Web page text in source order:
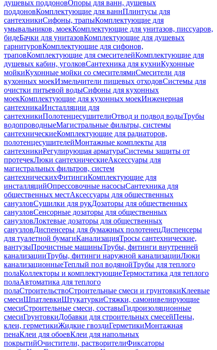
душевых поддоновОпоры для ванн, душевых
поддоновКомплектующие для ваннПлинтусы для
сантехникиСифоны, трапыКомплектующие для
умывальников, моекКомплектующие для унитазов, писсуаров,
бидеБачки для унитазовКомплектующие для душевых
гарнитуровКомплектующие для сифонов,
траповКомплектующие для смесителейКомплектующие для
душевых кабин, уголковСантехника для кухниКухонные
мойкиКухонные мойки со смесителямиСмесители для
кухонных моекИзмельчители пищевых отходовСистемы для
очистки питьевой водыСифоны для кухонных
моекКомплектующие для кухонных моекИнженерная
сантехникаИнсталляции для
сантехникиПолотенцесушителиОтвод и подвод водыТрубы
водопроводныеМагистральные фильтры, системы
сантехническиеКомплектующие для радиаторов,
полотенцесушителейМонтажные комплекты для
сантехникиРегулирующая арматураСистемы защиты от
протечекЛюки сантехническиеАксессуары для
магистральных фильтров, систем
сантехническихФитингиКомплектующие для
инсталляцийОпрессовочные насосыСантехника для
общественных местАксессуары для общественных
санузловСушилки для рукДозаторы для общественных
санузловСенсорные дозаторы для общественных
санузловЛоктевые дозаторы для общественных
санузловДиспенсеры для бумажных полотенецДиспенсеры
для туалетной бумагиКанализацияТросы сантехнические,
вантузыПрочистные машиныТрубы, фитинги внутренней
канализацииТрубы, фитинги наружной канализацииЛюки
канализационныеТеплый пол водянойТрубы для теплого
полаКоллекторы и комплектующиеТермостатика для теплого
полаАвтоматика для теплого
полаСтроительствоСтроительные смеси и грунтовкиКлеевые
смесиШпатлевкиШтукатуркиСтяжки, самонивелирующие
смесиСтроительные смеси, составыГидроизоляционные
смесиГрунтовкиДобавки для строительных смесейПены,
клеи, герметикиЖидкие гвоздиГерметикиМонтажная
пенаКлеи для обоевКлеи для напольных
покрытийОчистители, растворителиФиксаторы